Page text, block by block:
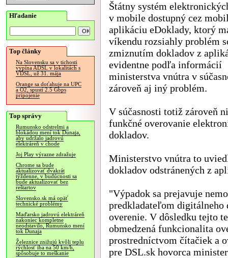
Hľadanie
Top články
Na Slovensku sa v tichosti
vypína ADSL v lokalitách s
VDSL, už 31. mája
Orange sa doťahuje na UPC
a O2, spustí 2.5 Gbps
pripojenie
Top správy
Rumunsko odstrelmi a
blokádou mení tok Dunaja,
aby udržalo jadrovú
elektráreň v chode
Joj Play výrazne zdražuje
Chrome sa bude
aktualizovať dvakrát
týždenne, v budúcnosti sa
bude aktualizovať bez
reštartov
Slovensko.sk má opäť
technické problémy
Maďarsko jadrovú elektráreň
nakoniec kompletne
neodstavilo, Rumunsko mení
tok Dunaja
Železnice znižujú kvôli teplu
rýchlosť iba na 50 km/h,
spôsobuje to meškanie
Štátny systém
v mobile dostupný cez
aplikáciu eDoklady, ktorý
víkendu rozsiahly problém
zmiznutím dokladov z
evidentne podľa informácií
ministerstva vnútra v
zároveň aj iný problém.
V súčasnosti totiž zároveň
funkčné overovanie
dokladov.
Ministerstvo vnútra to
dokladov odstránených z
"Výpadok sa prejavuje
predkladateľom digitálneho
overenie. V dôsledku tejto
obmedzená funkcionalita
prostredníctvom čítačiek a
pre DSL.sk hovorca